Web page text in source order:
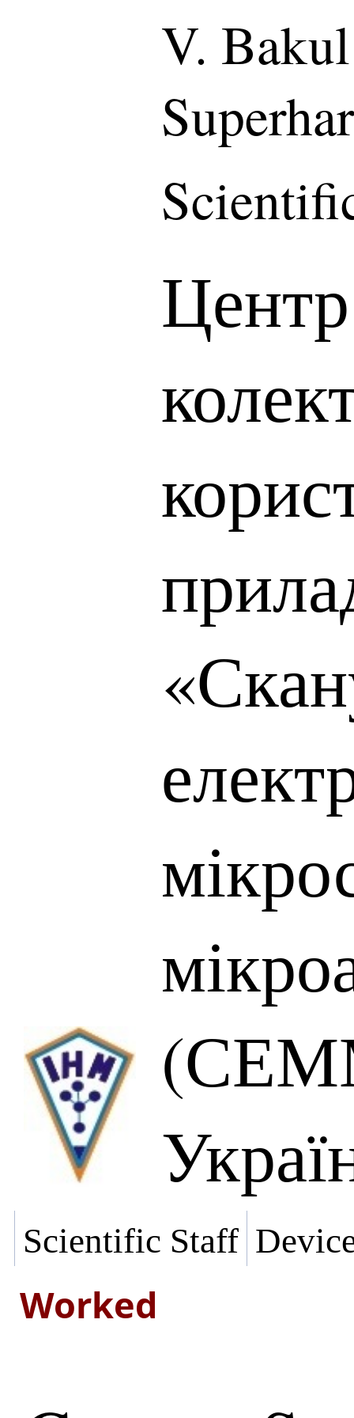
V.
Центр
Scientific Staff
Worked